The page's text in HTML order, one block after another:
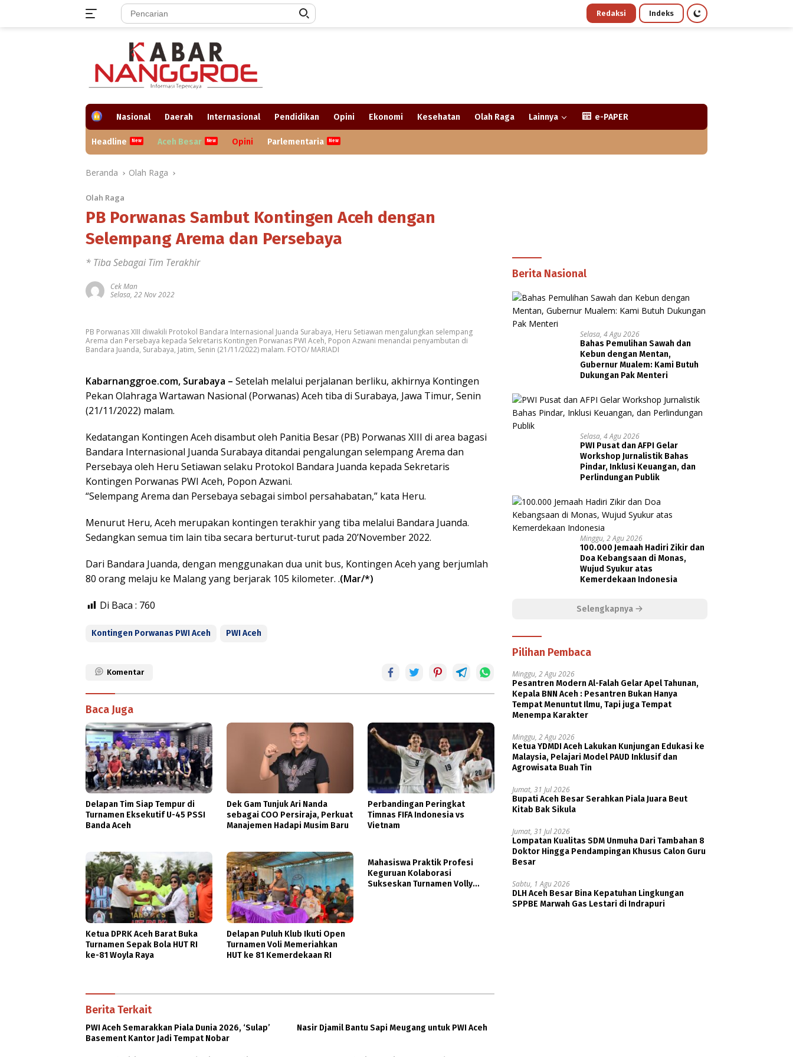
Redaksi Indeks
H
e
Nasional Daerah Internasional Pendidikan Opini Ekonomi Kesehatan Olah Raga Lainnya e-PAPER
Headline Aceh Besar Opini Parlementaria
Beranda Olah Raga
Olah Raga
PB Porwanas Sambut Kontingen Aceh dengan
Selempang Arema dan Persebaya
* Tiba Sebagai Tim Terakhir
Cek Man
Selasa, 22 Nov 2022
PB Porwanas XIII diwakili Protokol Bandara Internasional Juanda Surabaya, Heru Setiawan mengalungkan selempang
Arema dan Persebaya kepada Sekretaris Kontingen Porwanas PWI Aceh, Popon Azwani menandai penyambutan di
Bandara Juanda, Surabaya, Jatim, Senin (21/11/2022) malam. FOTO/ MARIADI
Kabarnanggroe.com, Surabaya – Setelah melalui perjalanan berliku, akhirnya Kontingen
Pekan Olahraga Wartawan Nasional (Porwanas) Aceh tiba di Surabaya, Jawa Timur, Senin
(21/11/2022) malam.
Kedatangan Kontingen Aceh disambut oleh Panitia Besar (PB) Porwanas XIII di area bagasi
Bandara Internasional Juanda Surabaya ditandai pengalungan selempang Arema dan
Persebaya oleh Heru Setiawan selaku Protokol Bandara Juanda kepada Sekretaris
Kontingen Porwanas PWI Aceh, Popon Azwani.
“Selempang Arema dan Persebaya sebagai simbol persahabatan,” kata Heru.
Menurut Heru, Aceh merupakan kontingen terakhir yang tiba melalui Bandara Juanda.
Sedangkan semua tim lain tiba secara berturut-turut pada 20’November 2022.
Dari Bandara Juanda, dengan menggunakan dua unit bus, Kontingen Aceh yang berjumlah
80 orang melaju ke Malang yang berjarak 105 kilometer. .(Mar/*)
Di Baca : 760
Kontingen Porwanas PWI Aceh PWI Aceh
Komentar
Baca Juga
Delapan Tim Siap Tempur di
Turnamen Eksekutif U-45 PSSI
Banda Aceh
Dek Gam Tunjuk Ari Nanda
sebagai COO Persiraja, Perkuat
Manajemen Hadapi Musim Baru
Perbandingan Peringkat
Timnas FIFA Indonesia vs
Vietnam
Ketua DPRK Aceh Barat Buka
Turnamen Sepak Bola HUT RI
ke-81 Woyla Raya
Delapan Puluh Klub Ikuti Open
Turnamen Voli Memeriahkan
HUT ke 81 Kemerdekaan RI
Mahasiswa Praktik Profesi
Keguruan Kolaborasi
Sukseskan Turnamen Volly
Berita Terkait
PWI Aceh Semarakkan Piala Dunia 2026, ‘Sulap’
Basement Kantor Jadi Tempat Nobar
Nasir Djamil Bantu Sapi Meugang untuk PWI Aceh
Berita Nasional
Selasa, 4 Agu 2026
Bahas Pemulihan Sawah dan
Kebun dengan Mentan,
Gubernur Mualem: Kami Butuh
Dukungan Pak Menteri
Selasa, 4 Agu 2026
PWI Pusat dan AFPI Gelar
Workshop Jurnalistik Bahas
Pindar, Inklusi Keuangan, dan
Perlindungan Publik
Minggu, 2 Agu 2026
100.000 Jemaah Hadiri Zikir dan
Doa Kebangsaan di Monas,
Wujud Syukur atas
Kemerdekaan Indonesia
Selengkapnya
Pilihan Pembaca
Minggu, 2 Agu 2026
Pesantren Modern Al-Falah Gelar Apel Tahunan,
Kepala BNN Aceh : Pesantren Bukan Hanya
Tempat Menuntut Ilmu, Tapi juga Tempat
Menempa Karakter
Minggu, 2 Agu 2026
Ketua YDMDI Aceh Lakukan Kunjungan Edukasi ke
Malaysia, Pelajari Model PAUD Inklusif dan
Agrowisata Buah Tin
Jumat, 31 Jul 2026
Bupati Aceh Besar Serahkan Piala Juara Beut
Kitab Bak Sikula
Jumat, 31 Jul 2026
Lompatan Kualitas SDM Unmuha Dari Tambahan 8
Doktor Hingga Pendampingan Khusus Calon Guru
Besar
Sabtu, 1 Agu 2026
DLH Aceh Besar Bina Kepatuhan Lingkungan
SPPBE Marwah Gas Lestari di Indrapuri